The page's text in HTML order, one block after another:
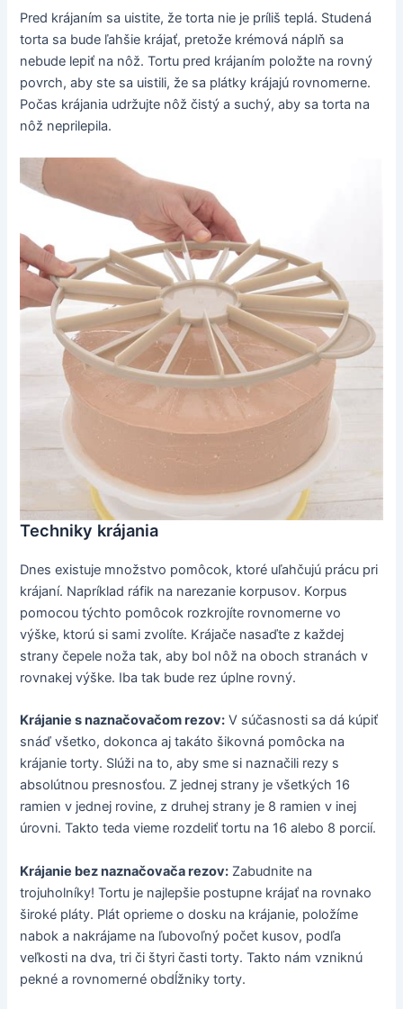
Pred krájaním sa uistite, že torta nie je príliš teplá. Studená
torta sa bude ľahšie krájať, pretože krémová náplň sa
nebude lepiť na nôž. Tortu pred krájaním položte na rovný
povrch, aby ste sa uistili, že sa plátky krájajú rovnomerne.
Počas krájania udržujte nôž čistý a suchý, aby sa torta na
nôž neprilepila.
Techniky krájania
Dnes existuje množstvo pomôcok, ktoré uľahčujú prácu pri
krájaní. Napríklad ráfik na narezanie korpusov. Korpus
pomocou týchto pomôcok rozkrojíte rovnomerne vo
výške, ktorú si sami zvolíte. Krájače nasaďte z každej
strany čepele noža tak, aby bol nôž na oboch stranách v
rovnakej výške. Iba tak bude rez úplne rovný.
Krájanie s naznačovačom rezov: V súčasnosti sa dá kúpiť
snáď všetko, dokonca aj takáto šikovná pomôcka na
krájanie torty. Slúži na to, aby sme si naznačili rezy s
absolútnou presnosťou. Z jednej strany je všetkých 16
ramien v jednej rovine, z druhej strany je 8 ramien v inej
úrovni. Takto teda vieme rozdeliť tortu na 16 alebo 8 porcií.
Krájanie bez naznačovača rezov: Zabudnite na
trojuholníky! Tortu je najlepšie postupne krájať na rovnako
široké pláty. Plát oprieme o dosku na krájanie, položíme
nabok a nakrájame na ľubovoľný počet kusov, podľa
veľkosti na dva, tri či štyri časti torty. Takto nám vzniknú
pekné a rovnomerné obdĺžniky torty.